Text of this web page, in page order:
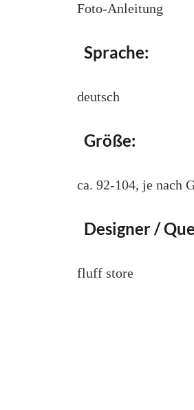
Foto-Anleitung
Sprache:
deutsch
Größe:
ca. 92-104, je nach
Designer /
fluff store